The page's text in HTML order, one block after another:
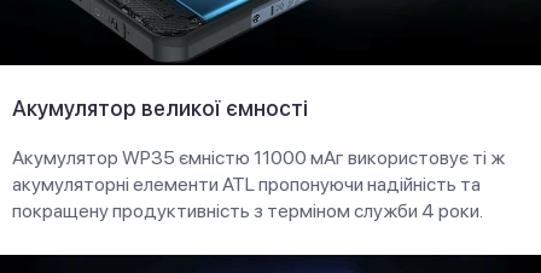
Акумулятор великої ємності
Акумулятор WP35 ємністю 11000 мАг використовує ті ж
акумуляторні елементи ATL пропонуючи надійність та
покращену продуктивність з терміном служби 4 роки.